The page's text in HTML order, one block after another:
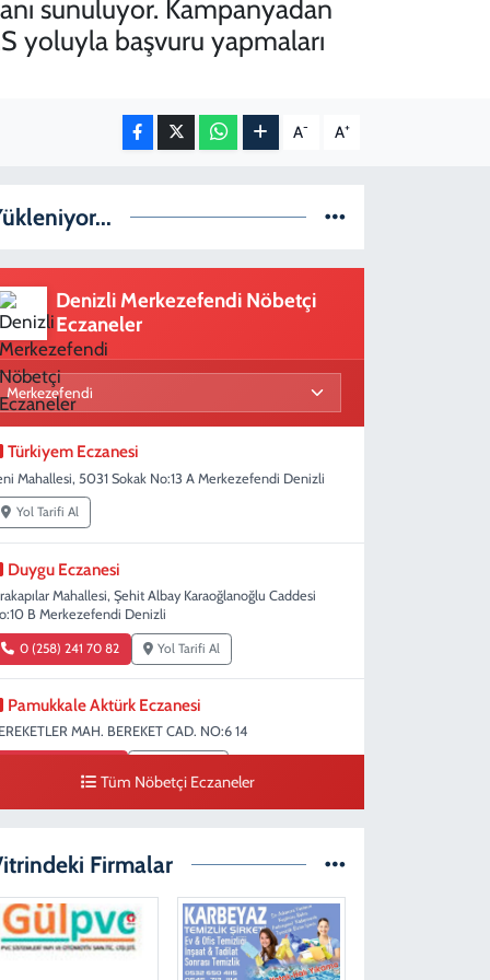
sunuluyor. Kampanyadan
yoluyla başvuru yapmaları
A- A+
Denizli Merkezefendi Nöbetçi
Eczaneler
Türkiyem Eczanesi
Mahallesi, 5031 Sokak No:13 A Merkezefendi Denizli
Yol Tarifi Al
Duygu Eczanesi
Mahallesi, Şehit Albay Karaoğlanoğlu Caddesi
B Merkezefendi Denizli
0 (258) 241 70 82 Yol Tarifi Al
Pamukkale Aktürk Eczanesi
MAH. BEREKET CAD. NO:6 14
0 (258) 241 70 08 Yol Tarifi Al
Aykut Eczanesi
Tüm Nöbetçi Eczaneler
Firmalar